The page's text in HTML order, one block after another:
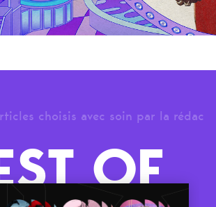
choisis avec soin par la rédac
OF